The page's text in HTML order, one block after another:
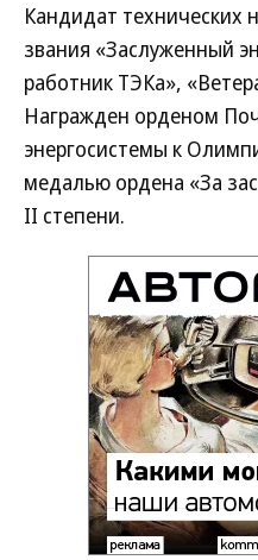
Кандидат технических
звания «Заслуженный
работник ТЭКа»,
Награжден орденом
энергосистемы к
медалью ордена «За
II степени.